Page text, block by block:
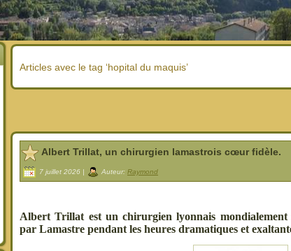
Articles avec le tag ‘hopital du maquis’
Albert Trillat, un chirurgien lamastrois cœur fidèle.
7 juillet 2026 | Auteur: Raymond
Albert Trillat est un chirurgien lyonnais mondialement
par Lamastre pendant les heures dramatiques et